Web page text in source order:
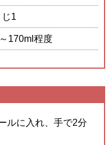
1
170ml程度
ルに入れ、手で2分